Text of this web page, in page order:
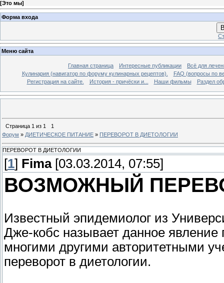
[Это мы]
Форма входа
Меню сайта
Главная страница Интересные публикации
Всё для
Кулинария (навигатор по форуму кулинарных рецептов).
FAQ (вопросы по
Регистрация на сайте.
История - причёски и... Наши фильмы Раздел
Страница 1 из 1
1
Форум » ДИЕТИЧЕСКОЕ ПИТАНИЕ » ПЕРЕВОРОТ В ДИЕТОЛОГИИ
ПЕРЕВОРОТ В ДИЕТОЛОГИИ
[1] Fima[03.03.2014, 07:55]
ВОЗМОЖНЫЙ
Известный эпидемиолог из
Дже-кобс называет данное
многими другими авторитетными
переворот в диетологии.